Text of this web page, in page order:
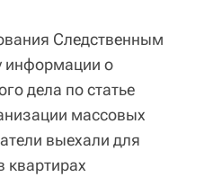
Следственным
информации о
дела по статье
массовых
выехали для
квартирах